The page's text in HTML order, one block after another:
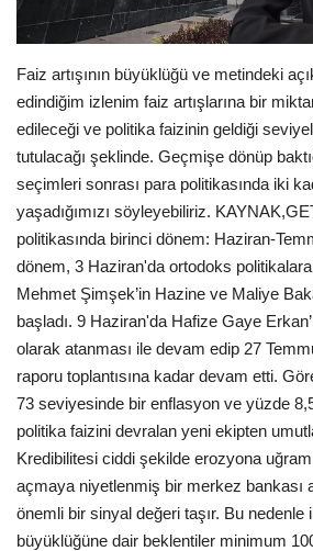
Videolar
İş & Ekonomi
Firma Rehberi
Pazaryeri
Kültür - Sanat
Restoranlar
Sağlık
Teknoloji
Etkinlik
Hakkımızda
Faiz artışının büyüklüğü ve metindeki
edindiğim izlenim faiz artışlarına bir
edileceği ve politika faizinin geldiği
tutulacağı şeklinde. Geçmişe dönüp
seçimleri sonrası para politikasında iki
yaşadığımızı söyleyebiliriz.
politikasında birinci dönem: Haziran-
dönem, 3 Haziran'da ortodoks politikalara
Mehmet Şimşek’in Hazine ve Maliye
başladı. 9 Haziran'da Hafize Gaye
olarak atanması ile devam edip 27
raporu toplantısına kadar devam etti.
73 seviyesinde bir enflasyon ve yüzde
politika faizini devralan yeni ekipten
Kredibilitesi ciddi şekilde erozyona
açmaya niyetlenmiş bir merkez bankası
önemli bir sinyal değeri taşır. Bu nedenle
büyüklüğüne dair beklentiler minimum